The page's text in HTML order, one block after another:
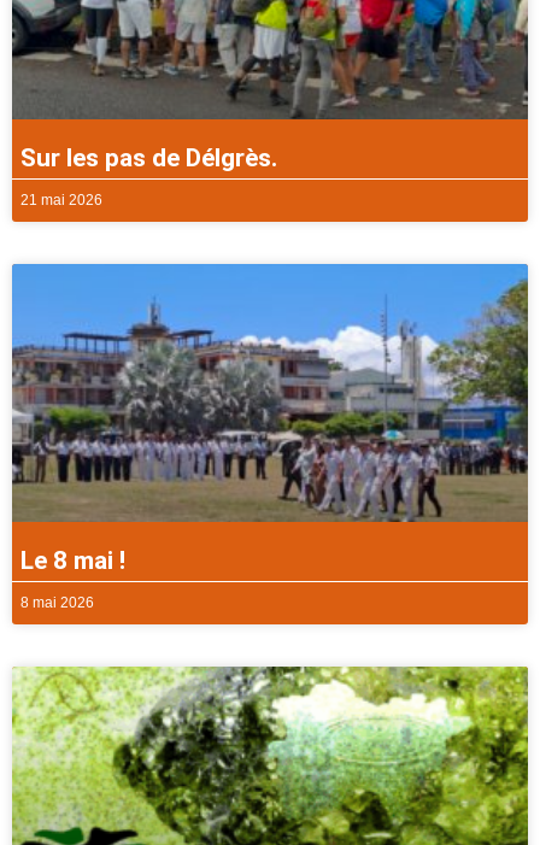
Sur les pas de Délgrès.
21 mai 2026
Le 8 mai !
8 mai 2026